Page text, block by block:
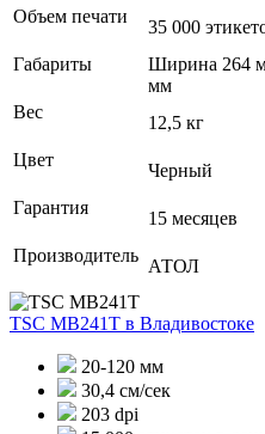
Объем печати
35 000
Габариты
Ширина 264
мм
Вес
12,5 кг
Цвет
Черный
Гарантия
15 месяцев
Производитель
АТОЛ
TSC MB241T в Владивостоке
20-120 мм
30,4 см/сек
203 dpi